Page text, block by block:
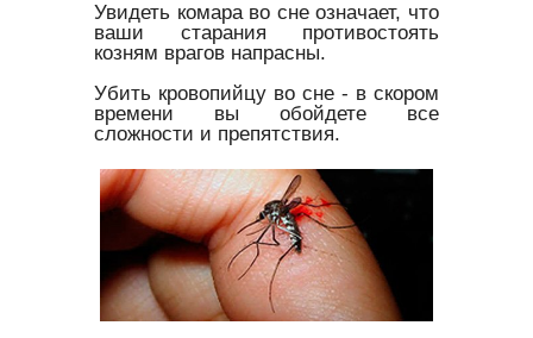
Увидеть комара во сне означает, что
ваши старания противостоять
козням врагов напрасны.
Убить кровопийцу во сне - в скором
времени вы обойдете все
сложности и препятствия.